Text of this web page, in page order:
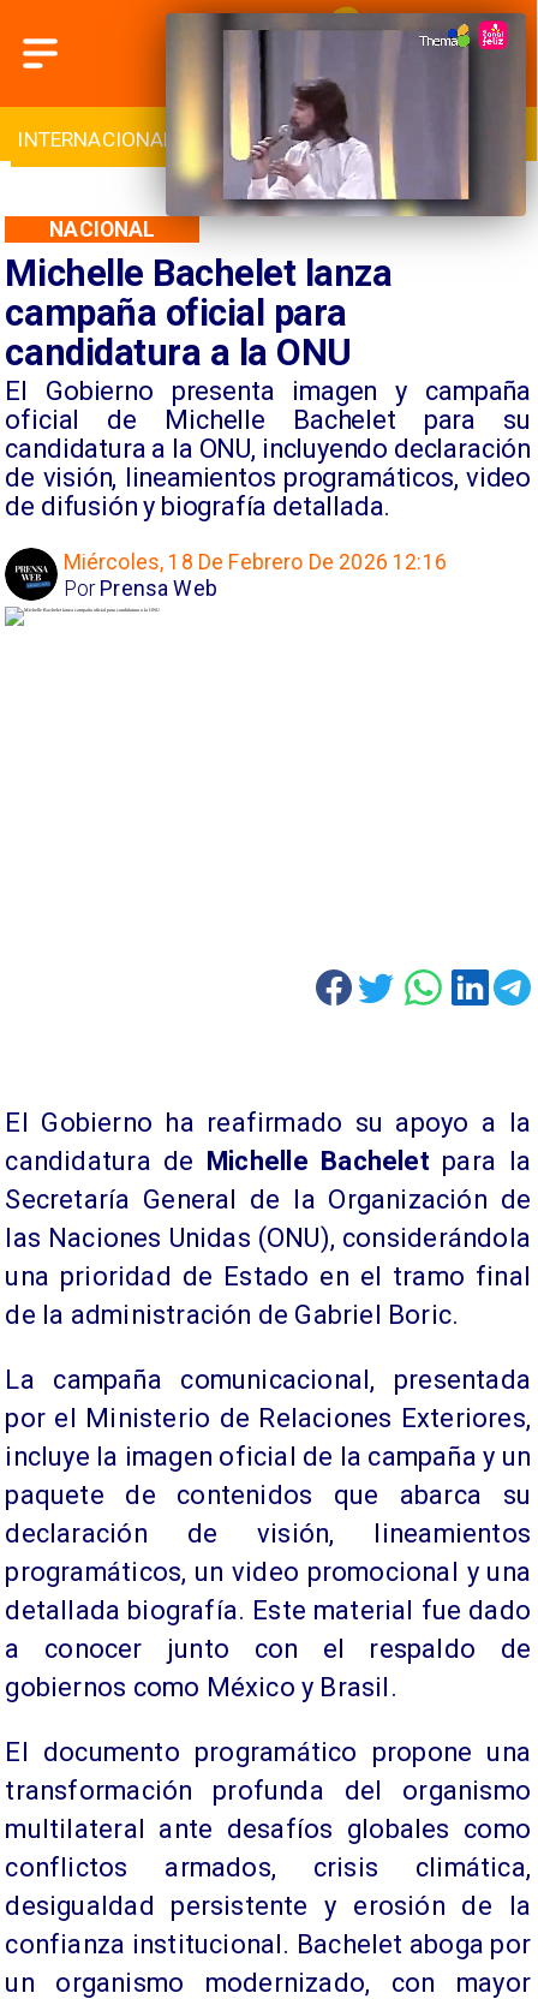
INTERNACIONAL DEPORTES
Michelle Bachelet lanza
campaña oficial para
candidatura a la ONU
El Gobierno presenta imagen y campaña
oficial de Michelle Bachelet para su
candidatura a la ONU, incluyendo declaración
de visión, lineamientos programáticos, video
de difusión y biografía detallada.
NACIONAL
Miércoles, 18 De Febrero De 2026 12:16
Prensa Web
Por
El Gobierno ha reafirmado su apoyo a la
candidatura de Michelle Bacheletpara la
Secretaría General de la Organización de
las Naciones Unidas (ONU), considerándola
una prioridad de Estado en el tramo final
de la administración de Gabriel Boric.
La campaña comunicacional, presentada
por el Ministerio de Relaciones Exteriores,
incluye la imagen oficial de la campaña y un
paquete de contenidos que abarca su
declaración de visión, lineamientos
programáticos, un video promocional y una
detallada biografía. Este material fue dado
a conocer junto con el respaldo de
gobiernos como México y Brasil.
El documento programático propone una
transformación profunda del organismo
multilateral ante desafíos globales como
conflictos armados, crisis climática,
desigualdad persistente y erosión de la
confianza institucional. Bachelet aboga por
un organismo modernizado, con mayor